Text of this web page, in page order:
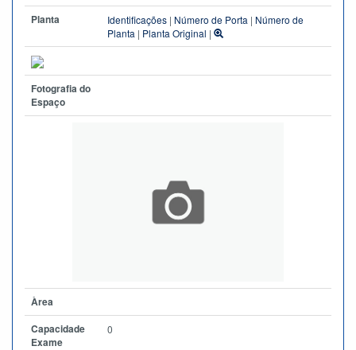
Planta
Identificações | Número de Porta | Número de
Planta | Planta Original |
Fotografia do
Espaço
Àrea
Capacidade
Exame
0